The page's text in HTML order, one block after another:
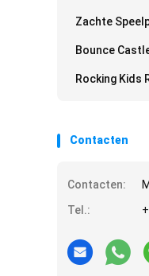
Zachte
Bounce
Rocking Kids
Contacten
Contacten:
Tel.: